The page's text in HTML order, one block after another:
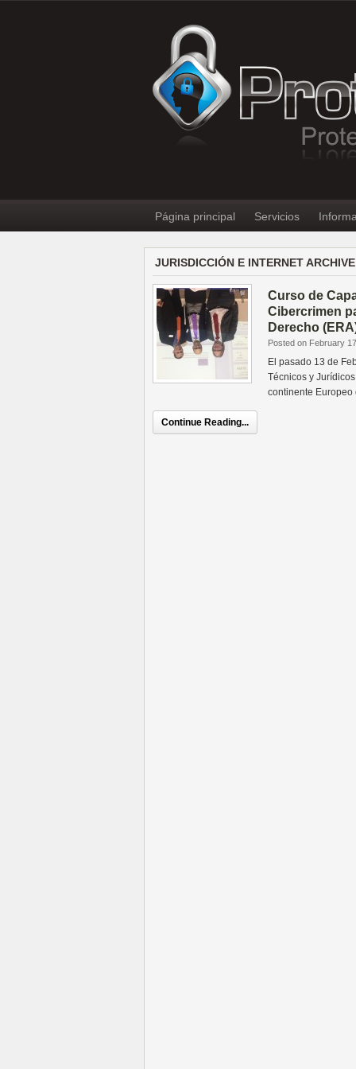
Página principal Servicios
JURISDICCIÓN E INTERNET ARCHIVE
Curso de
Cibercrimen
Derecho
Posted on February
El pasado 13 de
Técnicos y
continente
Continue Reading...